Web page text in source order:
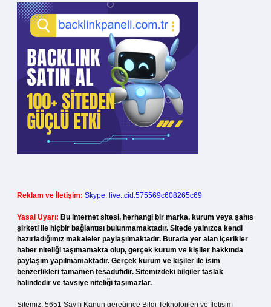
Reklam ve İletişim: Skype: live:.cid.575569c608265c69
Yasal Uyarı: Bu internet sitesi, herhangi bir marka, kurum veya şahıs
şirketi ile hiçbir bağlantısı bulunmamaktadır. Sitede yalnızca kendi
hazırladığımız makaleler paylaşılmaktadır. Burada yer alan içerikler
haber niteliği taşımamakta olup, gerçek kurum ve kişiler hakkında
paylaşım yapılmamaktadır. Gerçek kurum ve kişiler ile isim
benzerlikleri tamamen tesadüfidir. Sitemizdeki bilgiler taslak
halindedir ve tavsiye niteliği taşımazlar.
Sitemiz, 5651 Sayılı Kanun gereğince Bilgi Teknolojileri ve İletişim